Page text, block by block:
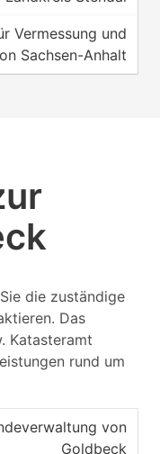
Vermessung und
Sachsen-Anhalt
die zuständige
Das
Katasteramt
rund um
von
Goldbeck